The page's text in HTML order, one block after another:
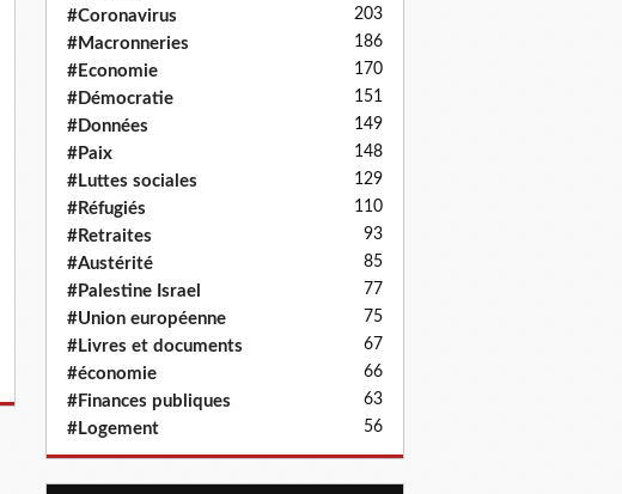
#Coronavirus 203
#Macronneries 186
#Economie 170
#Démocratie 151
#Données 149
#Paix 148
#Luttes sociales 129
#Réfugiés 110
#Retraites 93
#Austérité 85
#Palestine Israel 77
#Union européenne 75
#Livres et documents 67
#économie 66
#Finances publiques 63
#Logement 56